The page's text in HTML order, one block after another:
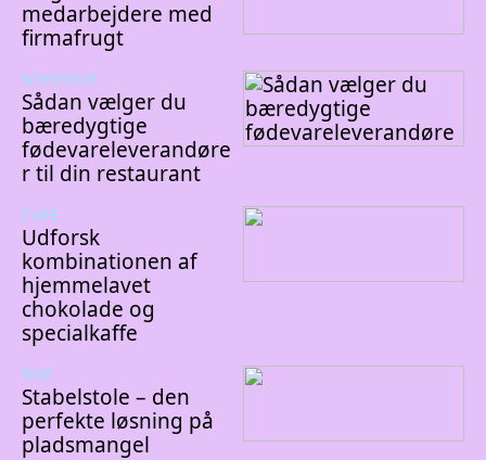
medarbejdere med
firmafrugt
NYHEDER
Sådan vælger du
bæredygtige
fødevareleverandøre
r til din restaurant
CAFÉ
Udforsk
kombinationen af
hjemmelavet
chokolade og
specialkaffe
BAR
Stabelstole – den
perfekte løsning på
pladsmangel